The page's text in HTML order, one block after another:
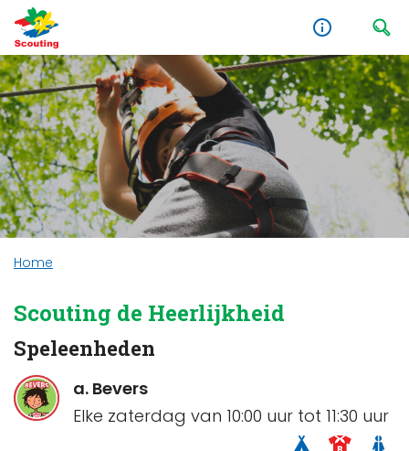
Home
Scouting de Heerlijkheid
Speleenheden
a. Bevers
Elke zaterdag van 10:00 uur tot 11:30 uur